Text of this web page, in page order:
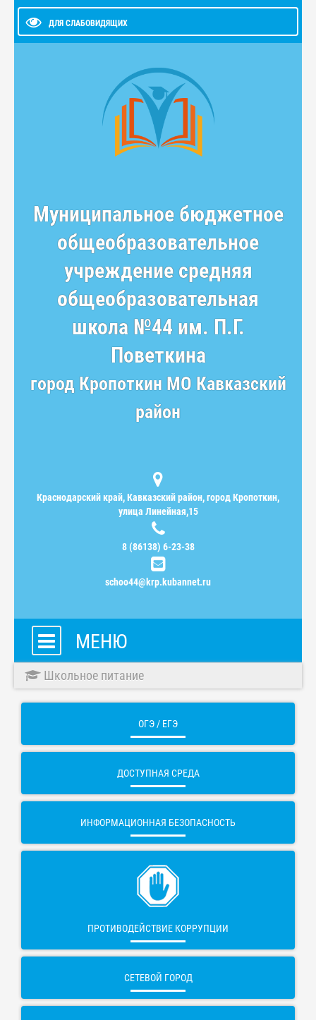
ДЛЯ СЛАБОВИДЯЩИХ
Муниципальное бюджетное
общеобразовательное
учреждение средняя
общеобразовательная
школа №44 им. П.Г.
Поветкина
город Кропоткин МО Кавказский
район
Краснодарский край, Кавказский район, город Кропоткин,
улица Линейная,15
8 (86138) 6-23-38
schoo44@krp.kubannet.ru
МЕНЮ
Школьное питание
ОГЭ / ЕГЭ
ДОСТУПНАЯ СРЕДА
ИНФОРМАЦИОННАЯ БЕЗОПАСНОСТЬ
ПРОТИВОДЕЙСТВИЕ КОРРУПЦИИ
СЕТЕВОЙ ГОРОД